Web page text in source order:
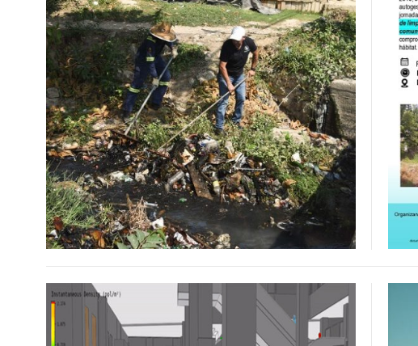
Exitosa jornada recuperación
ambiental del canal Policarpa –
Cartagena